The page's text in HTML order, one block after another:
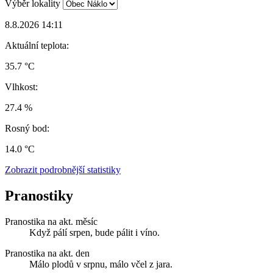
Výběr lokality
8.8.2026 14:11
Aktuální teplota:
35.7 °C
Vlhkost:
27.4 %
Rosný bod:
14.0 °C
Zobrazit podrobnější statistiky
Pranostiky
Pranostika na akt. měsíc
Když pálí srpen, bude pálit i víno.
Pranostika na akt. den
Málo plodů v srpnu, málo včel z jara.